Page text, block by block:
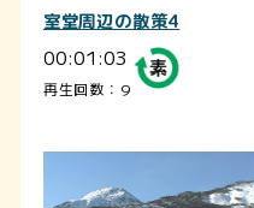
室堂周辺の散策4
00:01:03
再生回数：9